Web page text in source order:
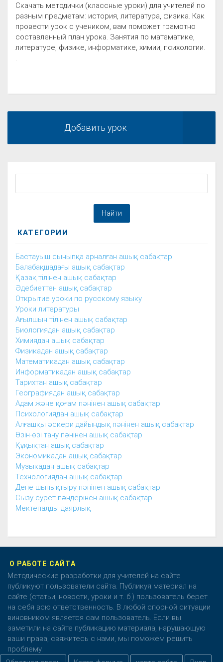
Скачать методички (классные уроки) для учителей по
разным предметам: история, литература, физика. Как
провести урок с учеником, вам поможет грамотно
составленный план урока. Занятия по математике,
литературе, физике, информатике, химии, психологии.
Добавить урок
КАТЕГОРИИ
Бастауыш сыныпқа арналған ашық сабақтар
Балабақшадағы ашық сабақтар
Қазақ тілінен ашық сабақтар
Әдебиеттен ашық сабақтар
Открытие уроки по русскому языку
Уроки литературы
Ағылшын тілінен ашық сабақтар
Биологиядан ашық сабақтар
Химиядан ашық сабақтар
Физикадан ашық сабақтар
Математикадан ашық сабақтар
Информатикадан ашық сабақтар
Тарихтан ашық сабақтар
Географиядан ашық сабақтар
Адам және қоғам пәнінен ашық сабақтар
Психологиядан ашық сабақтар
Алғашқы әскери дайындық пәнінен ашық сабақтар
Өзін-өзі тану пәнінен ашық сабақтар
Құқықтан ашық сабақтар
Экономикадан ашық сабақтар
Музыкадан ашық сабақтар
Технологиядан ашық сабақтар
Дене шынықтыру пәнінен ашық сабақтар
Сызу сурет пәндерінен ашық сабақтар
Мектепалды даярлық
О РАБОТЕ САЙТА
Методические разработки для учителей на сайте
публикуют пользователи сайта. Публикуя материал на
сайте (статьи, новости, уроки и т. б.) пользователь берет
на себя всю ответственность. В любой спорной ситуации
виновником является сам пользователь. Если вы
заметили на сайте публикацию материала, нарушающую
ваши права, свяжитесь с нами, мы поможем решить
проблему.